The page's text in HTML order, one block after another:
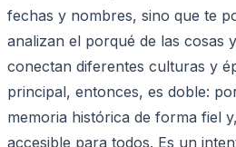
fechas y nombres, sino que te
analizan el porqué de las cosas
conectan diferentes culturas y
principal, entonces, es doble:
memoria histórica de forma fiel
accesible para todos. Es un